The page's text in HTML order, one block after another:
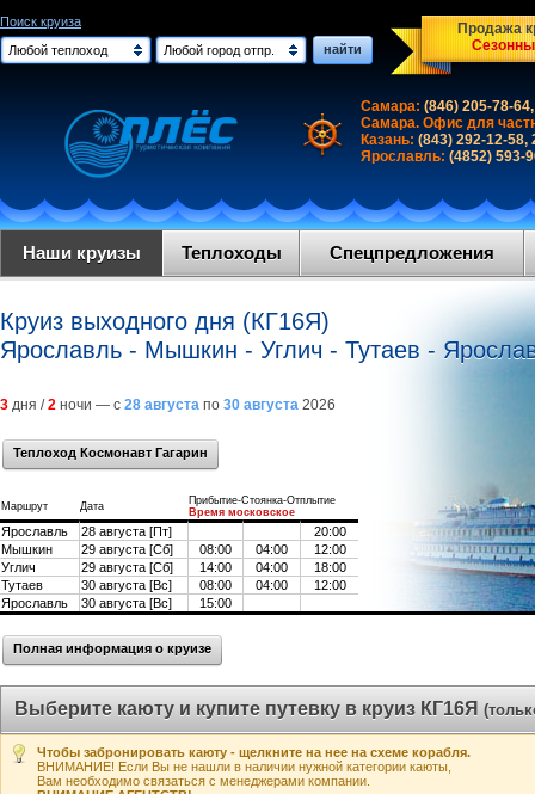
Поиск круиза
Любой теплоход
Любой город отпр. найти
Продажа
Самара: (846) 205-78-
Самара. Офис для
Казань: (843) 292-12-58,
Ярославль: (4852) 593-
Наши круизы Теплоходы Спецпредложения
Круиз выходного дня (КГ16Я)
Ярославль - Мышкин - Углич - Тутаев -
3 дня /2 ночи — с 28 августа по 30 августа 2026
Теплоход Космонавт Гагарин
Маршрут Дата
Прибытие-Стоянка-Отплытие
Время московское
Ярославль 28 августа [Пт]
20:00
Мышкин
29 августа [Сб] 08:00 04:00
12:00
Углич
29 августа [Сб] 14:00 04:00
18:00
Тутаев
30 августа [Вс] 08:00 04:00
12:00
Ярославль
30 августа [Вс] 15:00
Полная информация о круизе
Выберите каюту и купите путевку в круиз КГ16Я
Чтобы забронировать каюту - щелкните на нее на схеме корабля.
ВНИМАНИЕ! Если Вы не нашли в наличии нужной категории каюты,
Вам необходимо связаться с менеджерами компании.